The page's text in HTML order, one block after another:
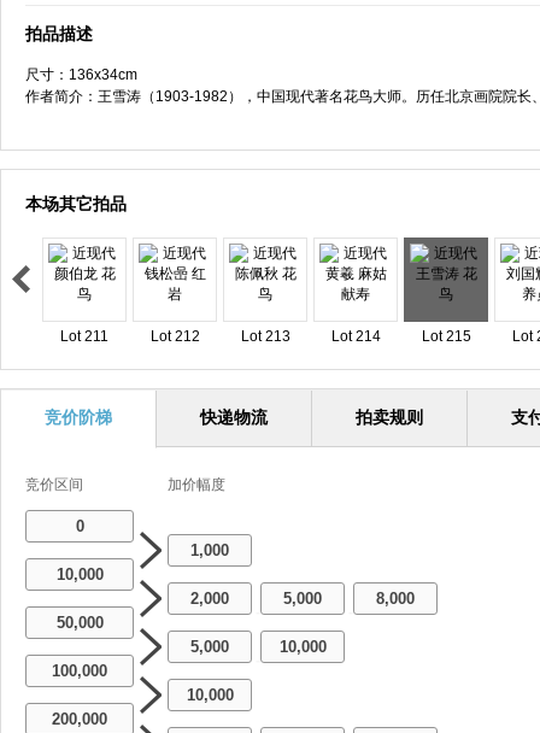
拍品描述
尺寸：136x34cm
作者简介：王雪涛（1903-1982），中国现代著名花鸟大师。历任北京画院院
本场其它拍品
Lot 211 Lot 212 Lot 213 Lot 214 Lot 215 Lot
竞价阶梯 快递物流 拍卖规则 支
竞价区间 加价幅度
0
1,000
10,000
2,000
5,000
8,000
50,000
5,000
10,000
100,000
10,000
200,000